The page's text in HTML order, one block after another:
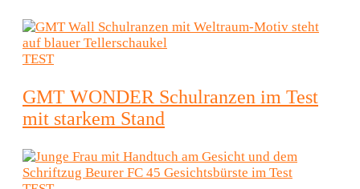
TEST
GMT WONDER Schulranzen im Test
mit starkem Stand